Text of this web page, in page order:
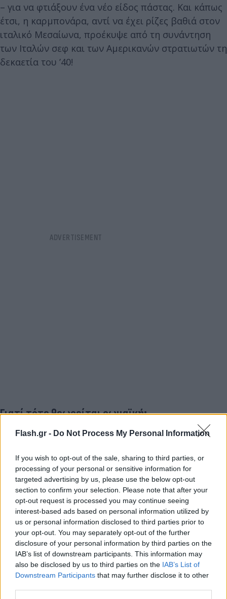
Flash.gr - Do Not Process My Personal Information
If you wish to opt-out of the sale, sharing to third parties, or
processing of your personal or sensitive information for
targeted advertising by us, please use the below opt-out
section to confirm your selection. Please note that after your
opt-out request is processed you may continue seeing
interest-based ads based on personal information utilized by
us or personal information disclosed to third parties prior to
your opt-out. You may separately opt-out of the further
disclosure of your personal information by third parties on the
IAB’s list of downstream participants. This information may
also be disclosed by us to third parties on the IAB’s List of
Downstream Participants that may further disclose it to other
– για να φτιάξουν ένα νέο είδος πάστας. Και κάπως
έτσι, η καρμπονάρα, αντί να έχει ρίζες βαθιά στον
ιταλικό Μεσαίωνα, προέκυψε από τη συνάντηση
των Ιταλών σεφ και των Αμερικανών στρατιωτών τη
δεκαετία του ’40!
Γιατί τότε θεωρείται ρωμαϊκή;
Υπάρχει μια θεωρία που λέει ότι το όνομα
παλιούς Ιταλούς ανθρακωρύχους που έφτιαχναν
απλά, θρεπτικά φαγητά με υλικά που μπορούσαν
να κουβαλήσουν εύκολα. Ωστόσο, δεν υπάρχουν
αποδείξεις ότι αυτό το πιάτο υπήρχε πριν από τον
Β’ Παγκόσμιο Πόλεμο. Αντίθετα, η πρώτη γραπτή
αναφορά σε καρμπονάρα εμφανίζεται μόλις το
1951! Συμπτωματικά, λίγο μετά τον πόλεμο και την
αμερικανική παρουσία στην Ιταλία.
Η μάχη της καρμπονάρας συνεχίζεται